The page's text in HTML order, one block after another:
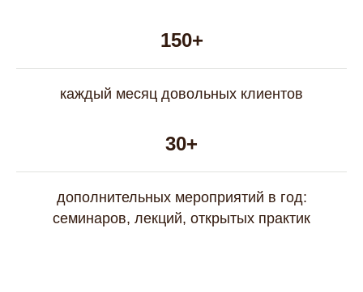
150+
каждый месяц довольных клиентов
30+
дополнительных мероприятий в год:
семинаров, лекций, открытых практик